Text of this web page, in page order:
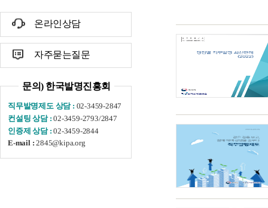
온라인상담
자주묻는질문
문의) 한국발명진흥회
직무발명제도 상담 : 02-3459-2847
컨설팅 상담 :02-3459-2793/2847
인증제 상담 :02-3459-2844
E-mail : 2845@kipa.org